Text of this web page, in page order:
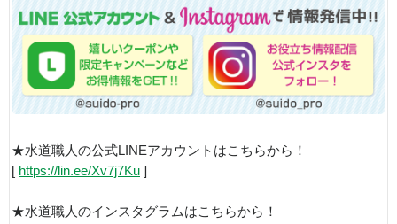
★水道職人の公式LINEアカウントはこちらから！
[ https://lin.ee/Xv7j7Ku ]
★水道職人のインスタグラムはこちらから！